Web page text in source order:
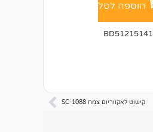
הוספה לסל
BD51215141
קישוט לאקווריום צמח SC-1088